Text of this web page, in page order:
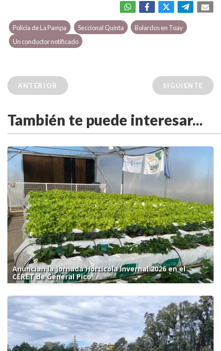
Policía de La Pampa Seccional Quinta
Bolardos en Toay
Un conductor notificado
ANTERIOR SIGUIENTE
También te puede interesar...
Anuncian la Jornada Hortícola Invernal 2026 en el
CERET de General Pico